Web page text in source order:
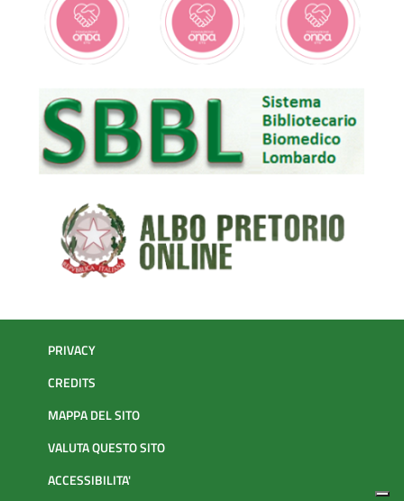
PRIVACY
CREDITS
MAPPA DEL SITO
VALUTA QUESTO SITO
ACCESSIBILITA'